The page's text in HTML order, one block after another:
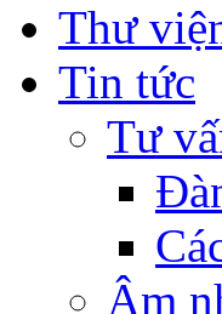
Thư
Tin tức
Tư
Âm